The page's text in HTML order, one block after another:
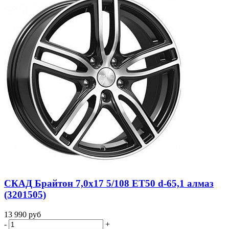
СКАД Брайтон 7,0x17 5/108 ET50 d-65,1 алмаз
(3201505)
13 990 руб
-
+